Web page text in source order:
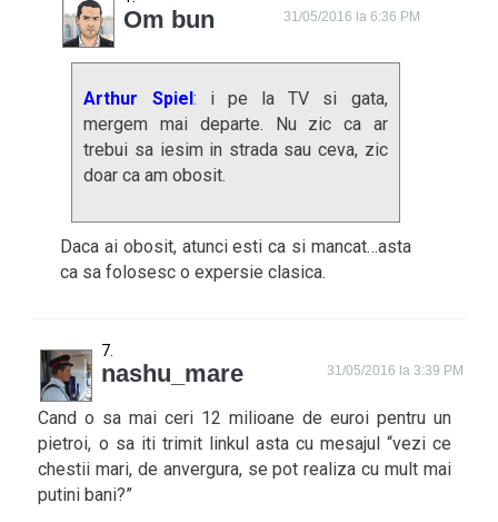
Om bun 31/05/2016 la 6:36 PM
Arthur Spiel: i pe la TV si gata,
mergem mai departe. Nu zic ca ar
trebui sa iesim in strada sau ceva, zic
doar ca am obosit.
Daca ai obosit, atunci esti ca si mancat…asta
ca sa folosesc o expersie clasica.
nashu_mare 31/05/2016 la 3:39 PM
Cand o sa mai ceri 12 milioane de euroi pentru un
pietroi, o sa iti trimit linkul asta cu mesajul “vezi ce
chestii mari, de anvergura, se pot realiza cu mult mai
putini bani?”